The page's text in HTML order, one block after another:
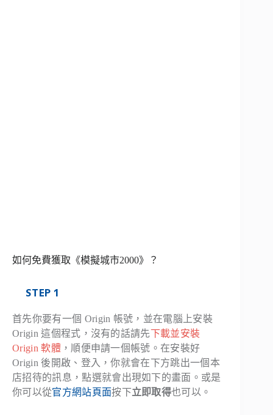
如何免費獲取《模擬城市2000》？
STEP 1
首先你要有一個 Origin 帳號，並在電腦上安裝
Origin 這個程式，沒有的話請先 下載並安裝
Origin 軟體 ，順便申請一個帳號。在安裝好
Origin 後開啟、登入，你就會在下方跳出一個本
店招待的訊息，點選就會出現如下的畫面。或是
你可以從官方網站頁面按下立即取得也可以。